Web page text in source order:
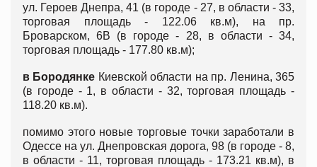
ул. Героев Днепра, 41 (в городе - 27, в области - 33,
торговая площадь - 122.06 кв.м), на пр.
Броварском, 6В (в городе - 28, в области - 34,
торговая площадь - 177.80 кв.м);
в Бородянке Киевской области на пр. Ленина, 365
(в городе - 1, в области - 32, торговая площадь -
118.20 кв.м).
помимо этого новые торговые точки заработали в
Одессе на ул. Днепровская дорога, 98 (в городе - 8,
в области - 11, торговая площадь - 173.21 кв.м), в